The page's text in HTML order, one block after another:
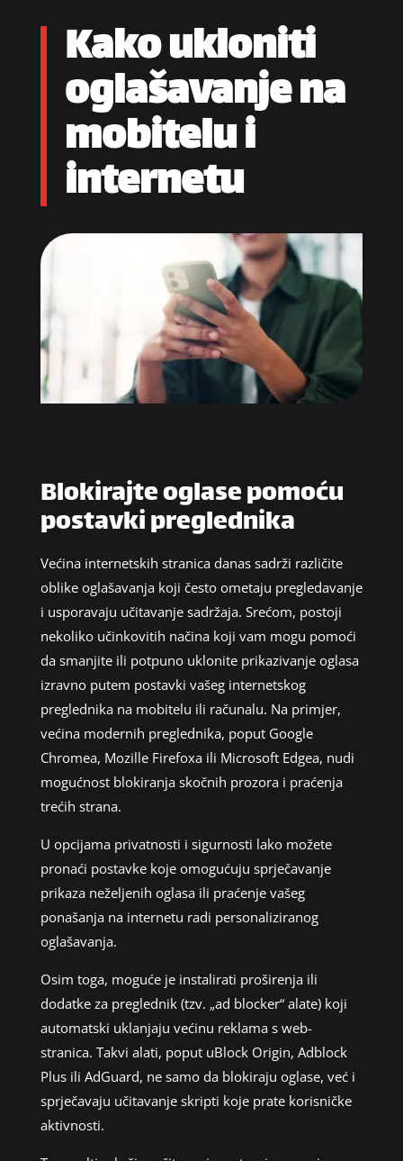
Kako ukloniti
oglašavanje na
mobitelu i
internetu
Blokirajte oglase pomoću
postavki preglednika
Većina internetskih stranica danas sadrži različite
oblike oglašavanja koji često ometaju pregledavanje
i usporavaju učitavanje sadržaja. Srećom, postoji
nekoliko učinkovitih načina koji vam mogu pomoći
da smanjite ili potpuno uklonite prikazivanje oglasa
izravno putem postavki vašeg internetskog
preglednika na mobitelu ili računalu. Na primjer,
većina modernih preglednika, poput Google
Chromea, Mozille Firefoxa ili Microsoft Edgea, nudi
mogućnost blokiranja skočnih prozora i praćenja
trećih strana.
U opcijama privatnosti i sigurnosti lako možete
pronaći postavke koje omogućuju sprječavanje
prikaza neželjenih oglasa ili praćenje vašeg
ponašanja na internetu radi personaliziranog
oglašavanja.
Osim toga, moguće je instalirati proširenja ili
dodatke za preglednik (tzv. „ad blocker“ alate) koji
automatski uklanjaju većinu reklama s web-
stranica. Takvi alati, poput uBlock Origin, Adblock
Plus ili AdGuard, ne samo da blokiraju oglase, već i
sprječavaju učitavanje skripti koje prate korisničke
aktivnosti.